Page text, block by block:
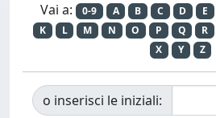
Vai a: 0-9 A B C D E
K
L M N O P Q R
X
Y Z
o inserisci le iniziali: